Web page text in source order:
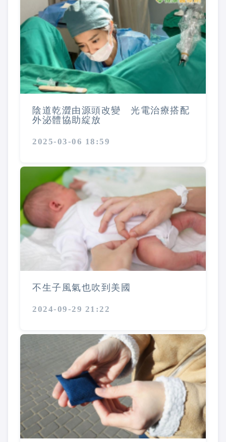
陰道乾澀由源頭改變 光電治療搭配
外泌體協助綻放
2025-03-06 18:59
不生子風氣也吹到美國
2024-09-29 21:22